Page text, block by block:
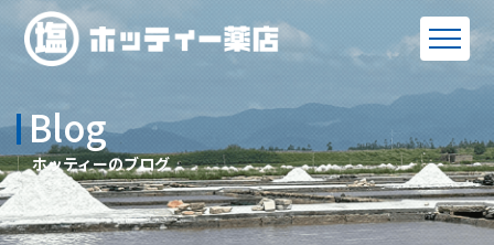
Blog
ホッティーのブログ